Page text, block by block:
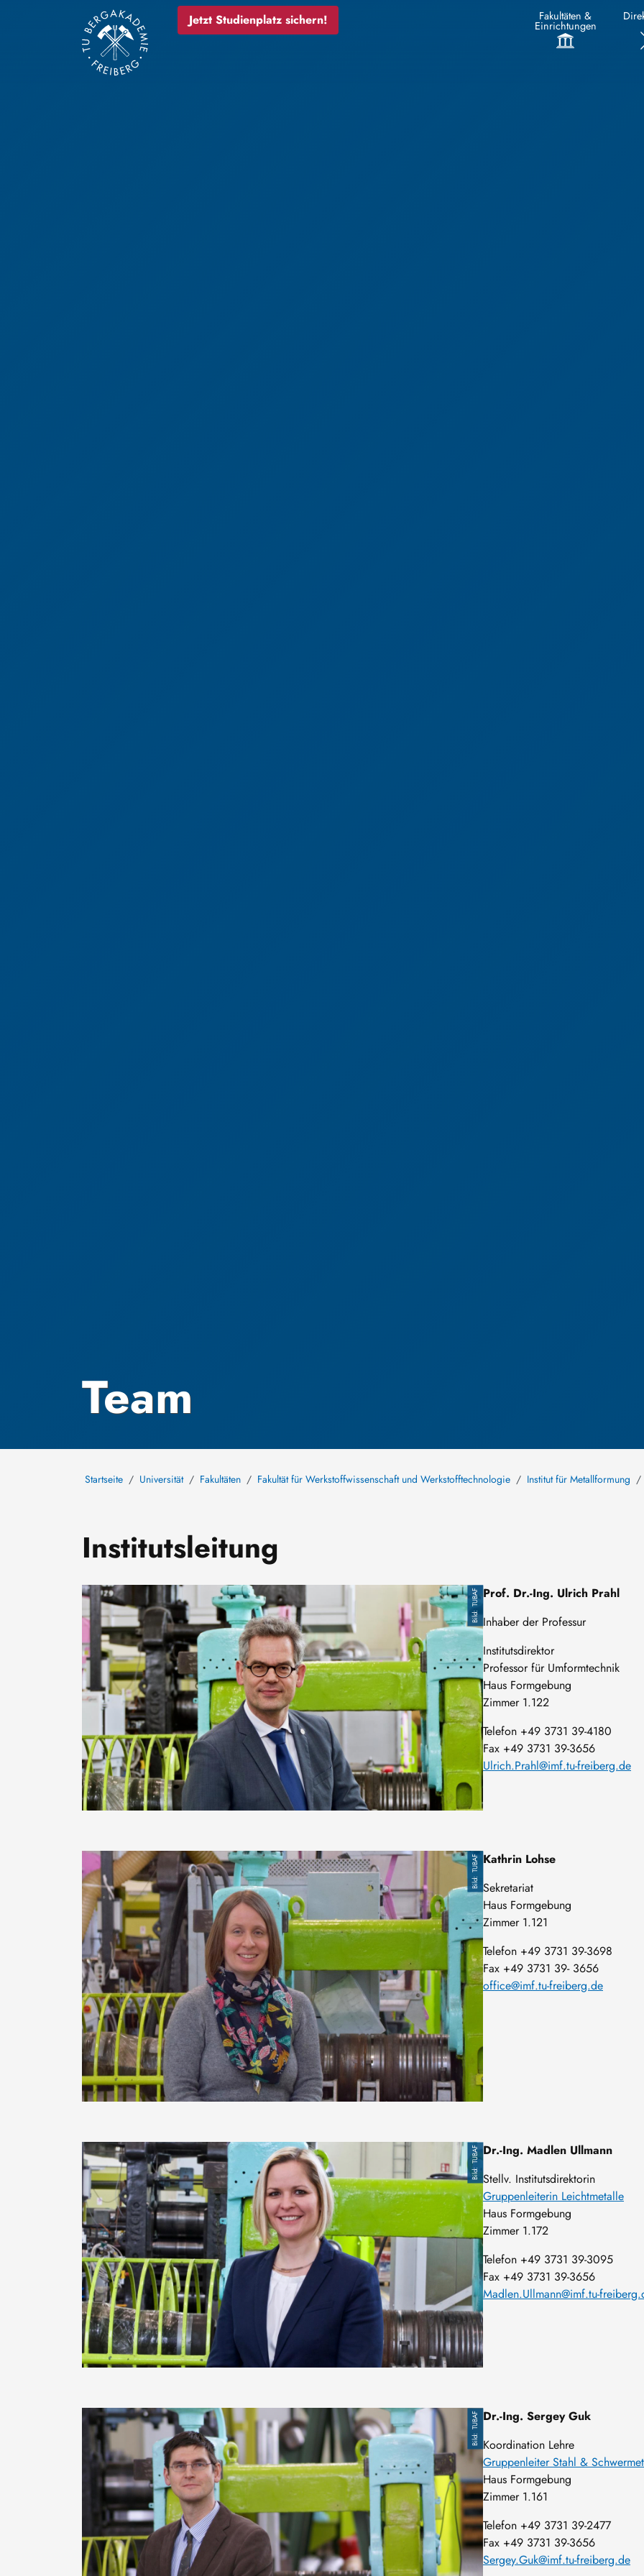
Jetzt Studienplatz sichern! Fakultäten &
Einrichtungen
Team
Startseite Universität Fakultäten Fakultät für Werkstoffwissenschaft und Werkstofftechnologie Institut für Metallformung
Institutsleitung
Image TUBAF Prof. Dr.-Ing. Ulrich Prahl
Inhaber der Professur
Institutsdirektor
Professor für Umformtechnik
Haus Formgebung
Zimmer 1.122
Telefon +49 3731 39-4180
Fax +49 3731 39-3656
Ulrich.Prahl@imf.tu-freiberg.de
Image TUBAF Kathrin Lohse
Sekretariat
Haus Formgebung
Zimmer 1.121
Telefon +49 3731 39-3698
Fax +49 3731 39- 3656
office@imf.tu-freiberg.de
Image TUBAF Dr.-Ing. Madlen Ullmann
Stellv. Institutsdirektorin
Gruppenleiterin Leichtmetalle
Haus Formgebung
Zimmer 1.172
Telefon +49 3731 39-3095
Fax +49 3731 39-3656
Madlen.Ullmann@imf.tu-
Image TUBAF Dr.-Ing. Sergey Guk
Koordination Lehre
Gruppenleiter Stahl &
Haus Formgebung
Zimmer 1.161
Telefon +49 3731 39-2477
Fax +49 3731 39-3656
Sergey.Guk@imf.tu-freiberg.de